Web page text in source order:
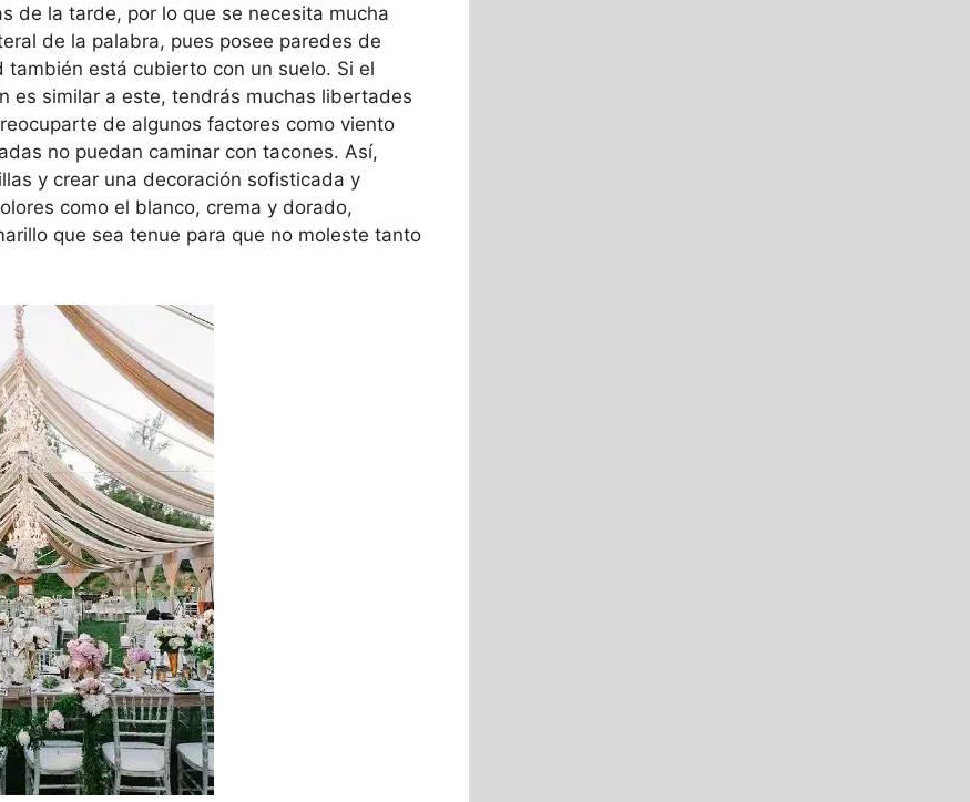
de la tarde, por lo que se necesita mucha
de la palabra, pues posee paredes de
está cubierto con un suelo. Si el
es similar a este, tendrás muchas libertades
de algunos factores como viento
no puedan caminar con tacones. Así,
y crear una decoración sofisticada y
como el blanco, crema y dorado,
que sea tenue para que no moleste tanto